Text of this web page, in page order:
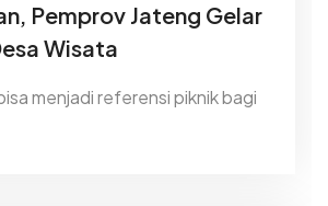
Pemprov Jateng Gelar
Wisata
menjadi referensi piknik bagi